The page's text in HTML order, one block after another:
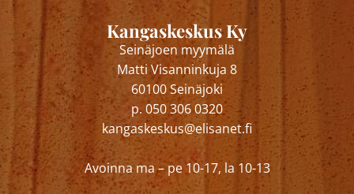
Kangaskeskus Ky
Seinäjoen myymälä
Matti Visanninkuja 8
60100 Seinäjoki
p. 050 306 0320
kangaskeskus@elisanet.fi
Avoinna ma – pe 10-17, la 10-13